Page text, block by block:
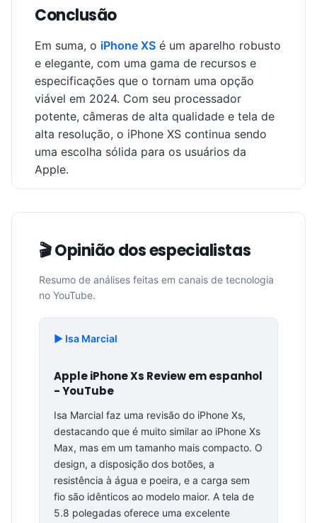
Conclusão
Em suma, o iPhone XS é um aparelho robusto
e elegante, com uma gama de recursos e
especificações que o tornam uma opção
viável em 2024. Com seu processador
potente, câmeras de alta qualidade e tela de
alta resolução, o iPhone XS continua sendo
uma escolha sólida para os usuários da
Apple.
🎬 Opinião dos especialistas
Resumo de análises feitas em canais de tecnologia
no YouTube.
▶️ Isa Marcial
Apple iPhone Xs Review em espanhol
- YouTube
Isa Marcial faz uma revisão do iPhone Xs,
destacando que é muito similar ao iPhone Xs
Max, mas em um tamanho mais compacto. O
design, a disposição dos botões, a
resistência à água e poeira, e a carga sem
fio são idênticos ao modelo maior. A tela de
5.8 polegadas oferece uma excelente